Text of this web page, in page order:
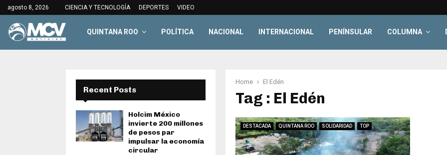
agosto 8, 2026 CIENCIA Y TECNOLOGÍA DEPORTES VIDEO
QUINTANA ROO POLÍTICA NACIONAL INTERNACIONAL PENÍNSULAR COLUMNA
Home El Edén
Tag : El Edén
DESTACADA QUINTANA ROO SOLIDARIDAD TOP
Recent Posts
Holcim México
invierte 200 millones
de pesos par
impulsar la economía
circular